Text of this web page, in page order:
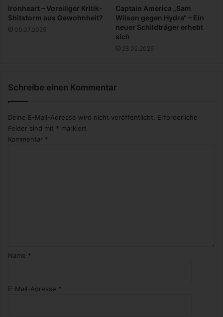
h
r
G
i
k
e
i
Ironheart – Voreiliger Kritik-
Shitstorm aus Gewohnheit?
09.07.2025
Captain America „Sam
Wilson gegen Hydra“ – Ein
neuer Schildträger erhebt
sich
28.02.2025
Schreibe einen Kommentar
Deine E-Mail-Adresse wird nicht veröffentlicht.
Erforderliche
Felder sind mit * markiert
Kommentar *
Name *
E-Mail-Adresse *